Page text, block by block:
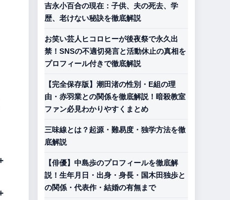
吉永小百合の現在：子供、夫の死去、学
歴、老けない秘訣を徹底解説
お笑い芸人ヒコロヒーが後夜祭で永久出
禁！SNSの不適切発言と活動休止の真相を
プロフィール付きで徹底解説
【完全保存版】潮田渚の性別・E組の理
由・赤羽業との関係を徹底解説！暗殺教室
ファン必見わかりやすくまとめ
三味線とは？起源・難易度・独学方法を徹
底解説
【俳優】中島歩のプロフィールを徹底解
説！生年月日・出身・身長・国木田独歩と
の関係・代表作・結婚の有無まで